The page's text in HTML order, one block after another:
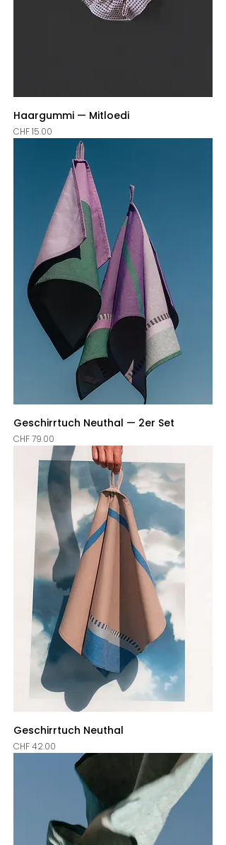
Haargummi — Mitloedi
Price
CHF 15.00
Geschirrtuch Neuthal — 2er Set
Price
CHF 79.00
Geschirrtuch Neuthal
Price
CHF 42.00